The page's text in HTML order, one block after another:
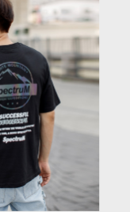
，本公司將視審查結果
發現惡意使用之情形，
並採取法律行動。